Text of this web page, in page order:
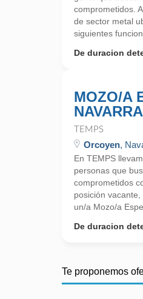
comprometidos.
de sector metal
siguientes
De duracion
MOZO/A
NAVARRA
TEMPS
Orcoyen,
En TEMPS
personas que
comprometidos
posición
un/a Mozo/a
De duracion
Te proponemos